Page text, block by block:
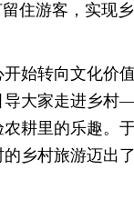
游客，实现
转向文化价
导大家走进乡
耕里的乐趣。
乡村旅游迈出